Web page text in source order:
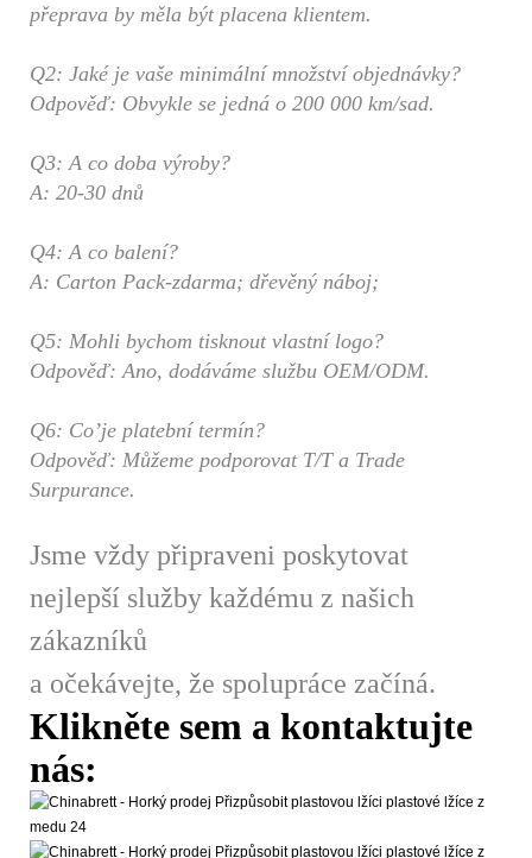
přeprava by měla být placena klientem.
Q2: Jaké je vaše minimální množství objednávky?
Odpověď: Obvykle se jedná o 200 000 km/sad.
Q3: A co doba výroby?
A: 20-30 dnů
Q4: A co balení?
A: Carton Pack-zdarma; dřevěný náboj;
Q5: Mohli bychom tisknout vlastní logo?
Odpověď: Ano, dodáváme službu OEM/ODM.
Q6: Co’je platební termín?
Odpověď: Můžeme podporovat T/T a Trade
Surpurance.
Jsme vždy připraveni poskytovat
nejlepší služby každému z našich
zákazníků
a očekávejte, že spolupráce začíná.
Klikněte sem a kontaktujte
nás: